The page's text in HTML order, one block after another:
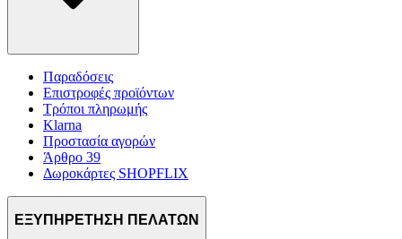
Παραδόσεις
Επιστροφές προϊόντων
Τρόποι πληρωμής
Klarna
Προστασία αγορών
Άρθρο 39
Δωροκάρτες SHOPFLIX
ΕΞΥΠΗΡΕΤΗΣΗ ΠΕΛΑΤΩΝ